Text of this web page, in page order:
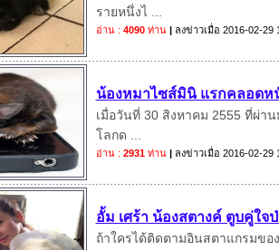
รายหนึ่งไ ...
อ่าน : 4090ท่าน | ลงข่าวเมื่อ 2016-02-29
น้องหมาไซส์มินิ แรกคลอดห
เมื่อวันที่ 30 สิงหาคม 2555 ที่ผ่า
โลกด ...
อ่าน : 2931ท่าน | ลงข่าวเมื่อ 2016-02-29
อั้ม เศร้า น้องสตางค์ ตูบคู่ใ
ถ้าใครได้ติดตามอินสตาแกรมขอ